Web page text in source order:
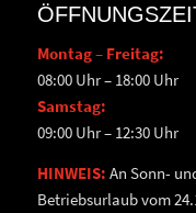
Montag – Freitag:
08:00 Uhr – 18:00 Uhr
Samstag:
09:00 Uhr – 12:30 Uhr
HINWEIS: An Sonn-
Betriebsurlaub vom